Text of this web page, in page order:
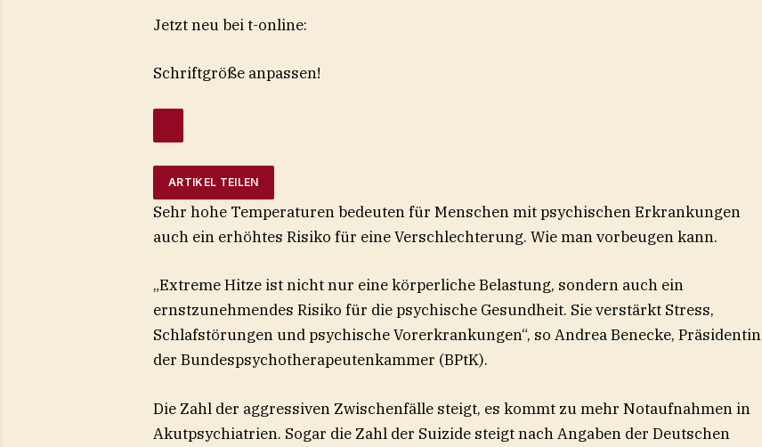
Jetzt neu bei t-online:
Schriftgröße anpassen!
ARTIKEL TEILEN
Sehr hohe Temperaturen bedeuten für Menschen mit psychischen Erkrankungen
auch ein erhöhtes Risiko für eine Verschlechterung. Wie man vorbeugen kann.
„Extreme Hitze ist nicht nur eine körperliche Belastung, sondern auch ein
ernstzunehmendes Risiko für die psychische Gesundheit. Sie verstärkt Stress,
Schlafstörungen und psychische Vorerkrankungen“, so Andrea Benecke, Präsidentin
der Bundespsychotherapeutenkammer (BPtK).
Die Zahl der aggressiven Zwischenfälle steigt, es kommt zu mehr Notaufnahmen in
Akutpsychiatrien. Sogar die Zahl der Suizide steigt nach Angaben der Deutschen